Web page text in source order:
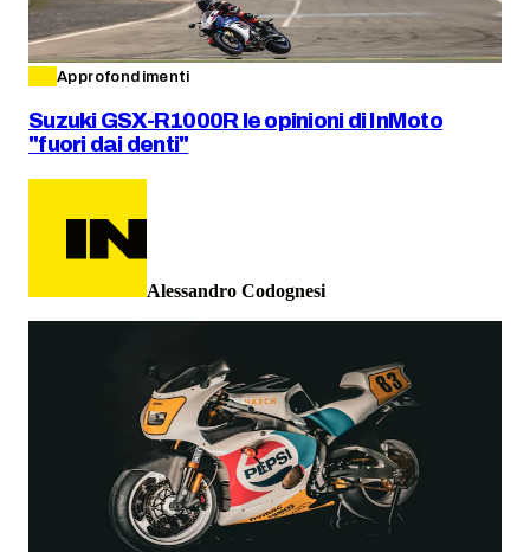
Approfondimenti
Suzuki GSX-R1000R le opinioni di InMoto
"fuori dai denti"
Alessandro Codognesi